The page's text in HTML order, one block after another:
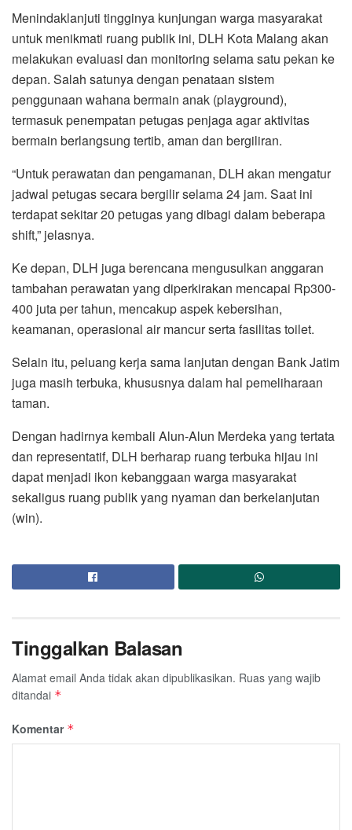
Menindaklanjuti tingginya kunjungan warga masyarakat
untuk menikmati ruang publik ini, DLH Kota Malang akan
melakukan evaluasi dan monitoring selama satu pekan ke
depan. Salah satunya dengan penataan sistem
penggunaan wahana bermain anak (playground),
termasuk penempatan petugas penjaga agar aktivitas
bermain berlangsung tertib, aman dan bergiliran.
“Untuk perawatan dan pengamanan, DLH akan mengatur
jadwal petugas secara bergilir selama 24 jam. Saat ini
terdapat sekitar 20 petugas yang dibagi dalam beberapa
shift,” jelasnya.
Ke depan, DLH juga berencana mengusulkan anggaran
tambahan perawatan yang diperkirakan mencapai Rp300-
400 juta per tahun, mencakup aspek kebersihan,
keamanan, operasional air mancur serta fasilitas toilet.
Selain itu, peluang kerja sama lanjutan dengan Bank Jatim
juga masih terbuka, khususnya dalam hal pemeliharaan
taman.
Dengan hadirnya kembali Alun-Alun Merdeka yang tertata
dan representatif, DLH berharap ruang terbuka hijau ini
dapat menjadi ikon kebanggaan warga masyarakat
sekaligus ruang publik yang nyaman dan berkelanjutan
(win).
Tinggalkan Balasan
Alamat email Anda tidak akan dipublikasikan. Ruas yang wajib
ditandai *
Komentar *